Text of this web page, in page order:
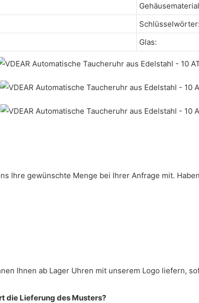
Schlüsselwörter:
Glas:
Ihre gewünschte Menge bei Ihrer Anfrage mit.
Ihnen ab Lager Uhren mit unserem Logo liefern,
die Lieferung des Musters?